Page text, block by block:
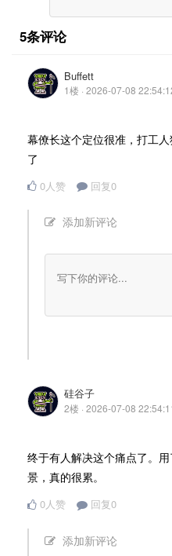
5条评论
Buffett
1楼 · 2026-07-08
幕僚长这个定位很准，打工
了
0人赞 回复0
添加新评论
硅谷子
2楼 · 2026-07-08
终于有人解决这个痛点了。
景，真的很累。
0人赞 回复0
添加新评论